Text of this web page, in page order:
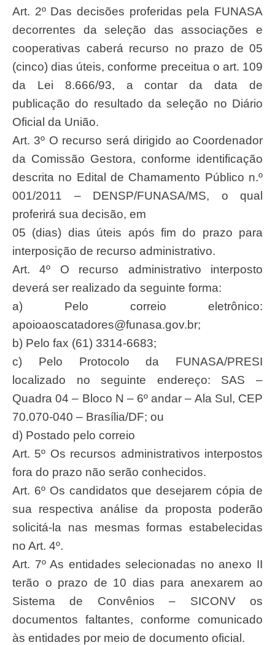
Art. 2º Das decisões proferidas pela FUNASA
decorrentes da seleção das associações e
cooperativas caberá recurso no prazo de 05
(cinco) dias úteis, conforme preceitua o art. 109
da Lei 8.666/93, a contar da data de
publicação do resultado da seleção no Diário
Oficial da União.
Art. 3º O recurso será dirigido ao Coordenador
da Comissão Gestora, conforme identificação
descrita no Edital de Chamamento Público n.º
001/2011 – DENSP/FUNASA/MS, o qual
proferirá sua decisão, em
05 (dias) dias úteis após fim do prazo para
interposição de recurso administrativo.
Art. 4º O recurso administrativo interposto
deverá ser realizado da seguinte forma:
a) Pelo correio eletrônico:
apoioaoscatadores@funasa.gov.br;
b) Pelo fax (61) 3314-6683;
c) Pelo Protocolo da FUNASA/PRESI
localizado no seguinte endereço: SAS –
Quadra 04 – Bloco N – 6º andar – Ala Sul, CEP
70.070-040 – Brasília/DF; ou
d) Postado pelo correio
Art. 5º Os recursos administrativos interpostos
fora do prazo não serão conhecidos.
Art. 6º Os candidatos que desejarem cópia de
sua respectiva análise da proposta poderão
solicitá-la nas mesmas formas estabelecidas
no Art. 4º.
Art. 7º As entidades selecionadas no anexo II
terão o prazo de 10 dias para anexarem ao
Sistema de Convênios – SICONV os
documentos faltantes, conforme comunicado
às entidades por meio de documento oficial.